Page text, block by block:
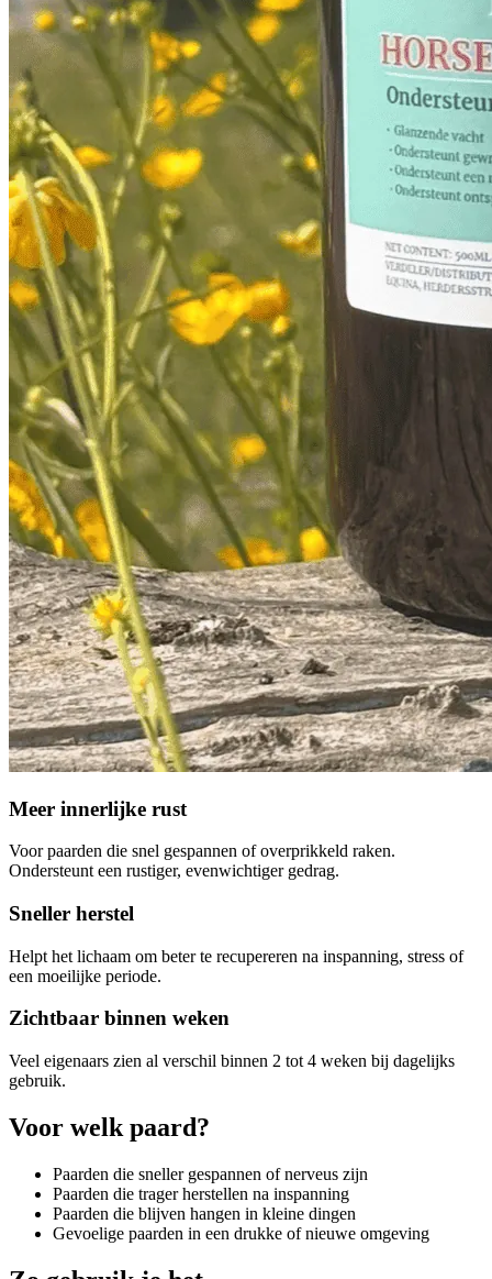
Meer innerlijke rust
Voor paarden die snel gespannen of overprikkeld raken.
Ondersteunt een rustiger, evenwichtiger gedrag.
Sneller herstel
Helpt het lichaam om beter te recupereren na inspanning, stress of
een moeilijke periode.
Zichtbaar binnen weken
Veel eigenaars zien al verschil binnen 2 tot 4 weken bij dagelijks
gebruik.
Voor welk paard?
Paarden die sneller gespannen of nerveus zijn
Paarden die trager herstellen na inspanning
Paarden die blijven hangen in kleine dingen
Gevoelige paarden in een drukke of nieuwe omgeving